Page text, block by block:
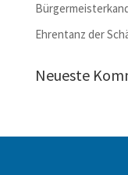
Ehrentanz der
Neueste